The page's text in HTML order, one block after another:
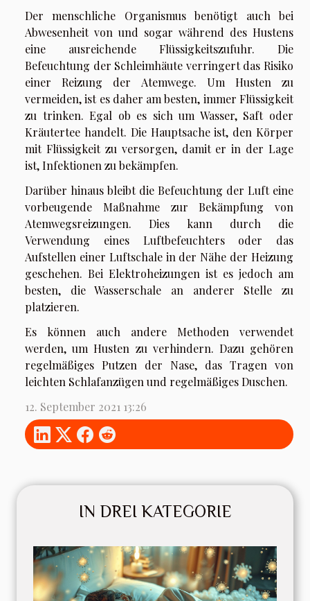
IN DREI KATEGORIE
Der menschliche Organismus benötigt auch bei
Abwesenheit von und sogar während des Hustens
eine ausreichende Flüssigkeitszufuhr. Die
Befeuchtung der Schleimhäute verringert das Risiko
einer Reizung der Atemwege. Um Husten zu
vermeiden, ist es daher am besten, immer Flüssigkeit
zu trinken. Egal ob es sich um Wasser, Saft oder
Kräutertee handelt. Die Hauptsache ist, den Körper
mit Flüssigkeit zu versorgen, damit er in der Lage
ist, Infektionen zu bekämpfen.
Darüber hinaus bleibt die Befeuchtung der Luft eine
vorbeugende Maßnahme zur Bekämpfung von
Atemwegsreizungen. Dies kann durch die
Verwendung eines Luftbefeuchters oder das
Aufstellen einer Luftschale in der Nähe der Heizung
geschehen. Bei Elektroheizungen ist es jedoch am
besten, die Wasserschale an anderer Stelle zu
platzieren.
Es können auch andere Methoden verwendet
werden, um Husten zu verhindern. Dazu gehören
regelmäßiges Putzen der Nase, das Tragen von
leichten Schlafanzügen und regelmäßiges Duschen.
12. September 2021 13:26